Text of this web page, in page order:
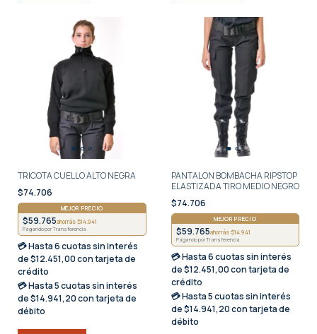
TRICOTA CUELLO ALTO NEGRA
$74.706
MEJOR PRECIO
$59.765ahorrás $14.941
Pagando por Transferencia
💳 Hasta6 cuotas sin interés
de $12.451,00 con tarjeta de
crédito
💳 Hasta5 cuotas sin interés
de $14.941,20 con tarjeta de
débito
PANTALON BOMBACHA RIPSTOP
ELASTIZADA TIRO MEDIO NEGRO
$74.706
MEJOR PRECIO
$59.765ahorrás $14.941
Pagando por Transferencia
💳 Hasta6 cuotas sin interés
de $12.451,00 con tarjeta de
crédito
💳 Hasta5 cuotas sin interés
de $14.941,20 con tarjeta de
débito